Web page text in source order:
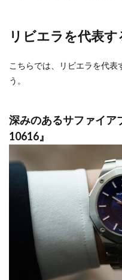
リビエラを代表す
こちらでは、リビエラを代表
う。
深みのあるサファイア
10616』